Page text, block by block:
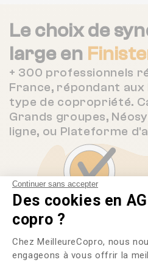
Continuer sans accepter
Des cookies en
copro ?
Plateforme de
Chez MeilleureCopro, nous
engageons à vous offrir la
Le choix de
large en
+ 300 professionnels
France, répondant
type de copropriété.
Grands groupes,
ligne, ou Plateforme